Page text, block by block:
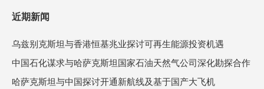
近期新闻
乌兹别克斯坦与香港恒基兆业探讨可再生能源投资机遇
中国石化谋求与哈萨克斯坦国家石油天然气公司深化勘探合作
哈萨克斯坦与中国探讨开通新航线及基于国产大飞机